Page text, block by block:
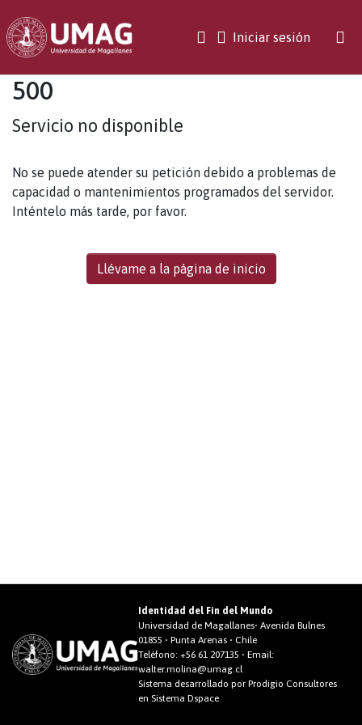
Iniciar sesión(current)
500
Servicio no disponible
No se puede atender su petición debido a problemas de
capacidad o mantenimientos programados del servidor.
Inténtelo más tarde, por favor.
Llévame a la página de inicio
Identidad del Fin del Mundo
Universidad de Magallanes• Avenida Bulnes
01855 • Punta Arenas • Chile
Teléfono:+56 61 207135 • Email:
walter.molina@umag.cl
Sistema desarrollado por Prodigio Consultores
en Sistema Dspace